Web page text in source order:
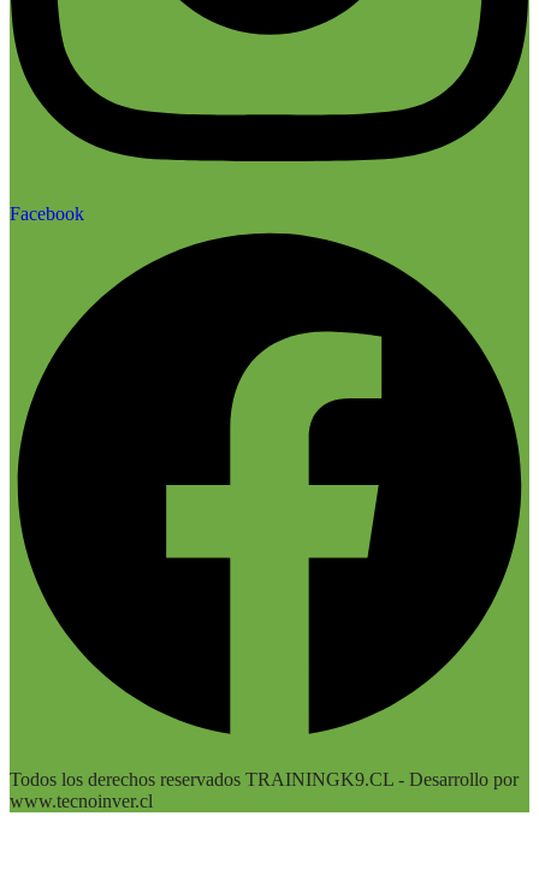
Facebook
Todos los derechos reservados TRAININGK9.CL - Desarrollo por
www.tecnoinver.cl